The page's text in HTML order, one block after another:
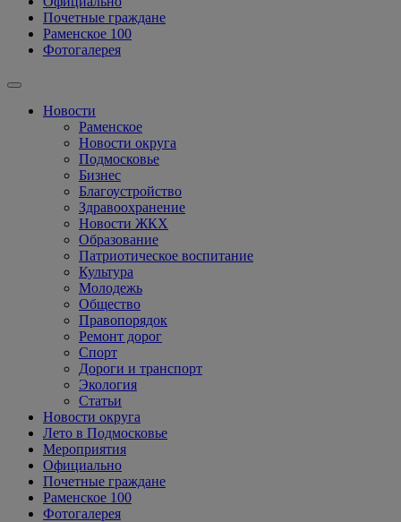
Почетные граждане
Раменское 100
Фотогалерея
Новости
Раменское
Новости округа
Подмосковье
Бизнес
Благоустройство
Здравоохранение
Новости ЖКХ
Образование
Патриотическое воспитание
Культура
Молодежь
Общество
Правопорядок
Ремонт дорог
Спорт
Дороги и транспорт
Экология
Статьи
Новости округа
Лето в Подмосковье
Мероприятия
Официально
Почетные граждане
Раменское 100
Фотогалерея